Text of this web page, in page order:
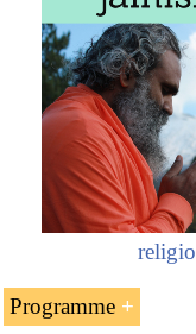
Programme